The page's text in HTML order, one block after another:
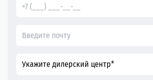
Укажите дилерский центр*